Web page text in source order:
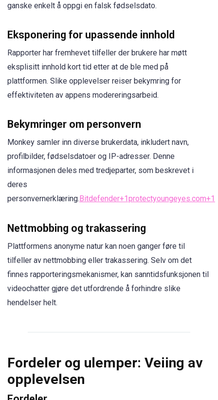
ganske enkelt å oppgi en falsk fødselsdato.
Eksponering for upassende innhold
Rapporter har fremhevet tilfeller der brukere har møtt
eksplisitt innhold kort tid etter at de ble med på
plattformen. Slike opplevelser reiser bekymring for
effektiviteten av appens modereringsarbeid.
Bekymringer om personvern
Monkey samler inn diverse brukerdata, inkludert navn,
profilbilder, fødselsdatoer og IP-adresser. Denne
informasjonen deles med tredjeparter, som beskrevet i
deres
personvernerklæring. Bitdefender+1protectyoungeyes.com+1
Nettmobbing og trakassering
Plattformens anonyme natur kan noen ganger føre til
tilfeller av nettmobbing eller trakassering. Selv om det
finnes rapporteringsmekanismer, kan sanntidsfunksjonen til
videochatter gjøre det utfordrende å forhindre slike
hendelser helt.
Fordeler og ulemper: Veiing av
opplevelsen